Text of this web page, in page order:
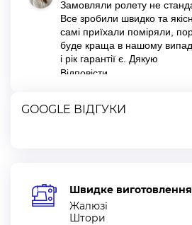
GOOGLE ВІДГУКИ
Швидке виготовлення
Жалюзі
Штори